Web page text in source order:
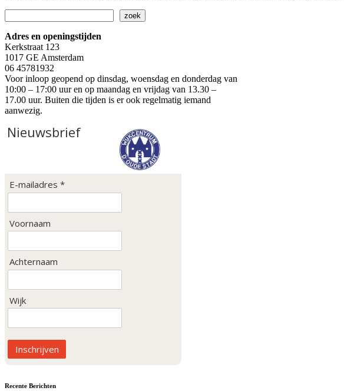
zoek
Adres en openingstijden
Kerkstraat 123
1017 GE Amsterdam
06 45781932
Voor inloop geopend op dinsdag, woensdag en donderdag van
10:00 – 17:00 uur en op maandag en vrijdag van 13.30 –
17.00 uur. Buiten die tijden is er ook regelmatig iemand
aanwezig.
Nieuwsbrief
E-mailadres *
Voornaam
Achternaam
Wijk
Inschrijven
Recente Berichten